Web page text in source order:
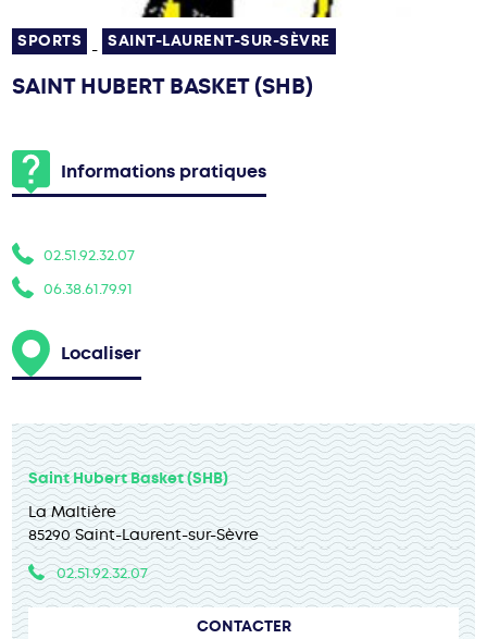
SPORTS - SAINT-LAURENT-SUR-SÈVRE
SAINT HUBERT BASKET (SHB)
Informations pratiques
02.51.92.32.07
06.38.61.79.91
Localiser
Saint Hubert Basket (SHB)
La Maltière
85290 Saint-Laurent-sur-Sèvre
02.51.92.32.07
CONTACTER